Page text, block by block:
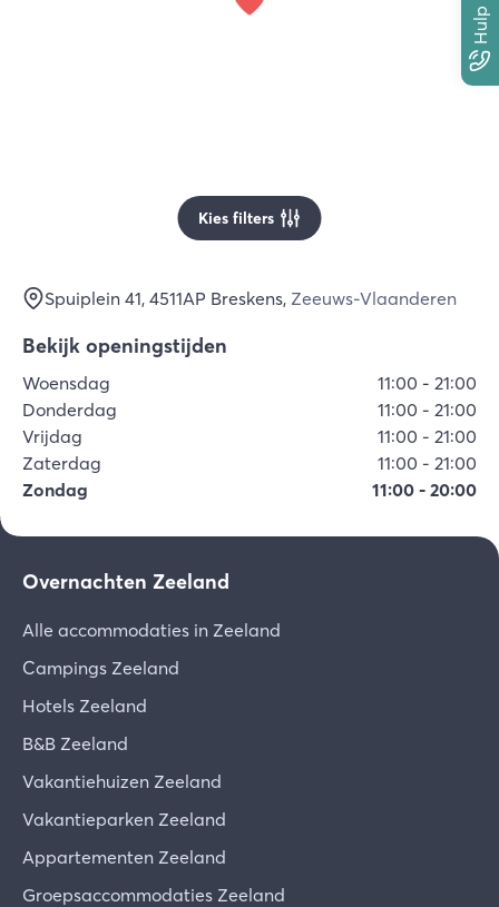
Kies filters
Spuiplein 41, 4511AP Breskens, Zeeuws-Vlaanderen
Bekijk openingstijden
Woensdag 11:00 - 21:00
Donderdag
11:00 - 21:00
Vrijdag
11:00 - 21:00
Zaterdag
11:00 - 21:00
Zondag
11:00 - 20:00
Overnachten Zeeland
Alle accommodaties in Zeeland
Campings Zeeland
Hotels Zeeland
B&B Zeeland
Vakantiehuizen Zeeland
Vakantieparken Zeeland
Appartementen Zeeland
Groepsaccommodaties Zeeland